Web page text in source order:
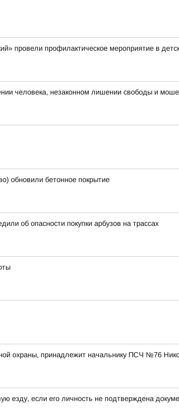
провели профилактическое мероприятие в
человека, незаконном лишении свободы и
обновили бетонное покрытие
об опасности покупки арбузов на трассах
охраны, принадлежит начальнику ПСЧ №76
езду, если его личность не подтверждена